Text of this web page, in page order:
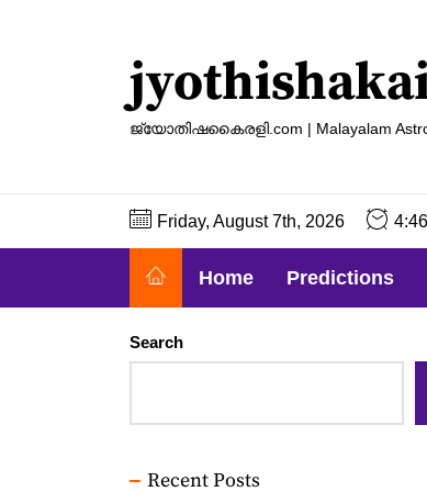
ജ്യോതിഷകൈരളി.com | Malayalam
Friday, August 7th, 2026
Home Predictions
Search
Recent Posts